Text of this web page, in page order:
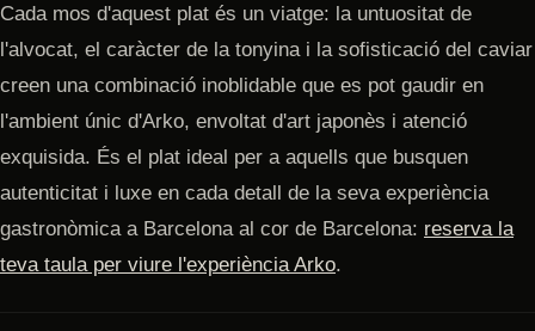
Cada mos d'aquest plat és un viatge: la untuositat de
l'alvocat, el caràcter de la tonyina i la sofisticació del caviar
creen una combinació inoblidable que es pot gaudir en
l'ambient únic d'Arko, envoltat d'art japonès i atenció
exquisida. És el plat ideal per a aquells que busquen
autenticitat i luxe en cada detall de la seva experiència
gastronòmica a Barcelona al cor de Barcelona: reserva la
teva taula per viure l'experiència Arko.